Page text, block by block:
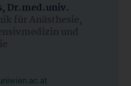
Dr.med.univ.
für Anästhesie,
und